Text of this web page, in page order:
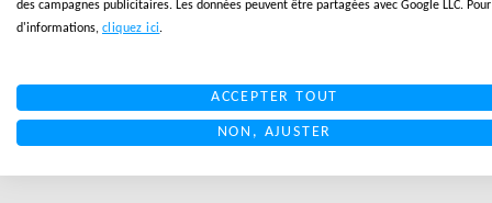
des campagnes publicitaires. Les données peuvent être partagées avec Google LLC.
d'informations, cliquez ici.
ACCEPTER TOUT
NON, AJUSTER